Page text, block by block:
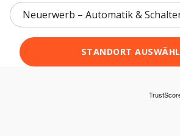
Neuerwerb – Automatik &
STANDORT